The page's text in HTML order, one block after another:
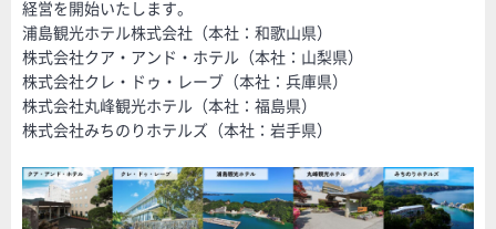
経営を開始いたします。
浦島観光ホテル株式会社（本社：和歌山県）
株式会社クア・アンド・ホテル（本社：山梨県）
株式会社クレ・ドゥ・レーブ（本社：兵庫県）
株式会社丸峰観光ホテル（本社：福島県）
株式会社みちのりホテルズ（本社：岩手県）